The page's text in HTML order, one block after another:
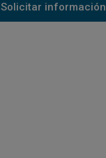
Solicitar información